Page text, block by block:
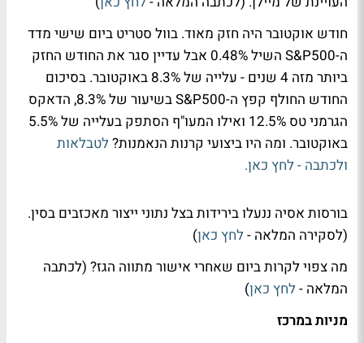
חודש אוקטובר היה חזק מאוד. בוול סטריט ביום שישי מדד
ה-S&P500 השיל 0.48% אבל עדיין סגר את החודש החזק
ביותר מזה 4 שנים - עלייה של 8.3% באוקטובר. בסיכום
החודש החולף קפץ ה-S&P500 בשיעור של 8.3%, הדאקס
הגרמני טס 12.5% ואילו המעו"ף הסתפק בעלייה של 5.5%
באוקטובר. ומה היו ביצועי קרנות הנאמנות? לטבלאות
ולכתבה - לחץ כאן.
בורסות אסיה ננעלו בירידות בצל נתוני ייצור מאכזבים בסין.
(לסקירה המלאה - לחץ כאן)
מה צפוי לקרות ביום שאחרי אישור מתווה הגז? (לכתבה
המלאה - לחץ כאן)
מניות במרכז